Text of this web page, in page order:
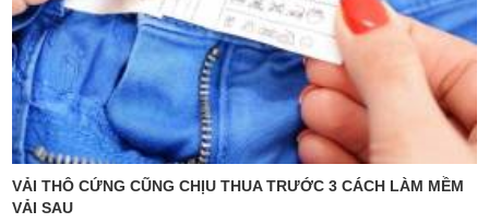
VẢI THÔ CỨNG CŨNG CHỊU THUA TRƯỚC 3 CÁCH LÀM MỀM
VẢI SAU